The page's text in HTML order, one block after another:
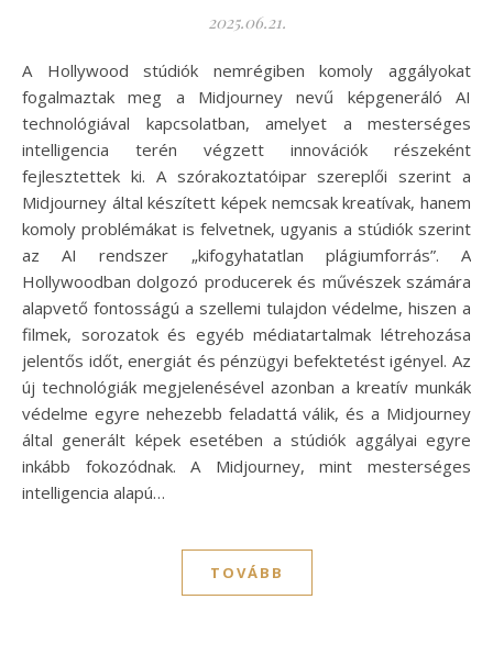
2025.06.21.
A Hollywood stúdiók nemrégiben komoly aggályokat
fogalmaztak meg a Midjourney nevű képgeneráló AI
technológiával kapcsolatban, amelyet a mesterséges
intelligencia terén végzett innovációk részeként
fejlesztettek ki. A szórakoztatóipar szereplői szerint a
Midjourney által készített képek nemcsak kreatívak, hanem
komoly problémákat is felvetnek, ugyanis a stúdiók szerint
az AI rendszer „kifogyhatatlan plágiumforrás”. A
Hollywoodban dolgozó producerek és művészek számára
alapvető fontosságú a szellemi tulajdon védelme, hiszen a
filmek, sorozatok és egyéb médiatartalmak létrehozása
jelentős időt, energiát és pénzügyi befektetést igényel. Az
új technológiák megjelenésével azonban a kreatív munkák
védelme egyre nehezebb feladattá válik, és a Midjourney
által generált képek esetében a stúdiók aggályai egyre
inkább fokozódnak. A Midjourney, mint mesterséges
intelligencia alapú…
TOVÁBB